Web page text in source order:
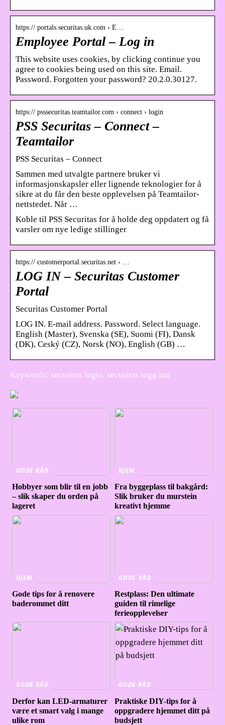
https:// portals.securitas.uk.com › E…
Employee Portal – Log in
This website uses cookies, by clicking continue you
agree to cookies being used on this site. Email.
Password. Forgotten your password? 20.2.0.30127.
https:// psssecuritas.teamtailor.com › connect › login
PSS Securitas – Connect –
Teamtailor
PSS Securitas – Connect
Sammen med utvalgte partnere bruker vi
informasjonskapsler eller lignende teknologier for å
sikre at du får den beste opplevelsen på Teamtailor-
nettstedet. Når …
Koble til PSS Securitas for å holde deg oppdatert og få
varsler om nye ledige stillinger
https:// customerportal.securitas.net › …
LOG IN – Securitas Customer
Portal
Securitas Customer Portal
LOG IN. E-mail address. Password. Select language.
English (Master), Svenska (SE), Suomi (FI), Dansk
(DK), Ceský (CZ), Norsk (NO), English (GB) …
Keywords: securitas login, securitas logg inn
GODE RÅD
Hobbyer som blir til en jobb
– slik skaper du orden på
lageret
HJEM
Fra byggeplass til bakgård:
Slik bruker du murstein
kreativt hjemme
HJEM
Gode tips for å renovere
baderommet ditt
GODE RÅD
Restplass: Den ultimate
guiden til rimelige
ferieopplevelser
GODE RÅD
Derfor kan LED-armaturer
være et smart valg i mange
ulike rom
GODE RÅD
Praktiske DIY-tips for å
oppgradere hjemmet ditt på
budsjett